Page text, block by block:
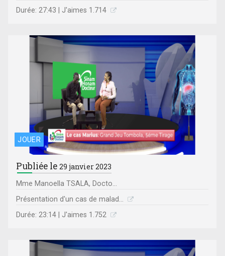
Durée: 27:43 | J'aimes 1.714
JOUER
Publiée le29 janvier 2023
Mme Manoella TSALA, Docto...
Présentation d'un cas de malad...
Durée: 23:14 | J'aimes 1.752